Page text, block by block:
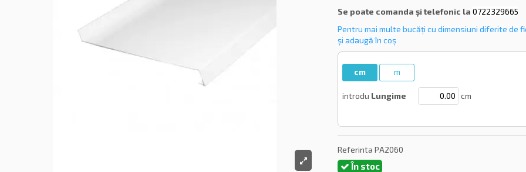
Se poate comanda și telefonic la 0722329665
Pentru mai multe bucăți cu dimensiuni diferite de
și adaugă în coș
cm m
introdu Lungime cm
Referinta PA2060
În stoc